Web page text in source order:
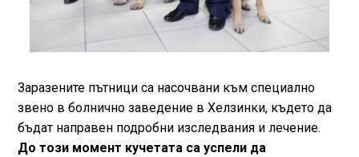
Заразените пътници са насочвани към специално
звено в болнично заведение в Хелзинки, където да
бъдат направен подробни изследвания и лечение.
До този момент кучетата са успели да